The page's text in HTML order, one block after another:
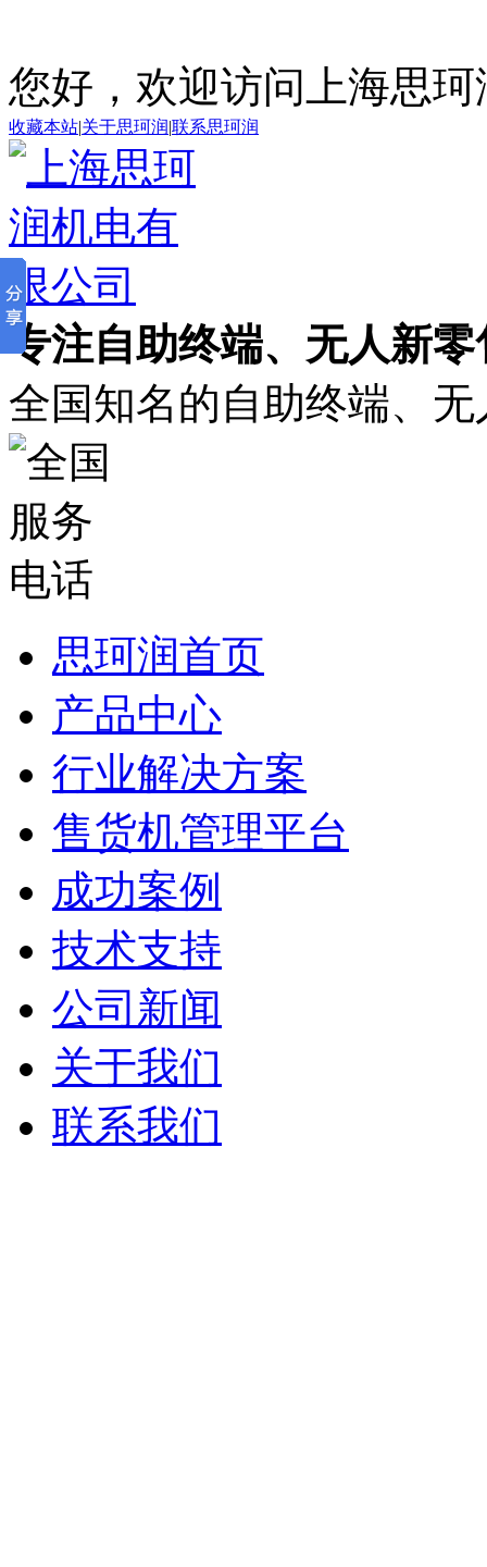
您好，欢迎访问上海思
收藏本站|关于思珂润|联系思珂润
专注自助终端、无人新零
全国知名的自助终端、
思珂润首页
产品中心
行业解决方案
售货机管理平台
成功案例
技术支持
公司新闻
关于我们
联系我们